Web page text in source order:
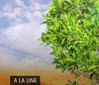
A LA UNE